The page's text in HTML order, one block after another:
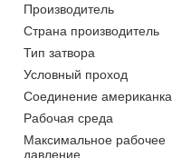
Производитель
Страна производитель
Тип затвора
Условный проход
Соединение американка
Рабочая среда
Максимальное рабочее
давление